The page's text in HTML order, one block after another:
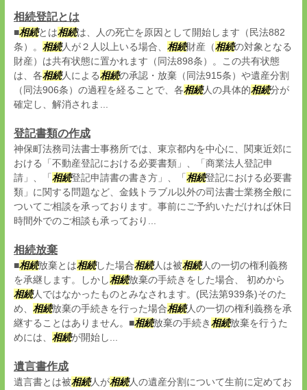
相続登記とは
■相続とは相続は、人の死亡を原因として開始します（民法882
条）。 相続人が２人以上いる場合、 相続財産（相続の対象となる
財産）は共有状態に置かれます（同法898条）。この共有状態
は、各相続人による相続の承認・放棄（同法915条）や遺産分割
（同法906条）の過程を経ることで、各相続人の具体的相続分が
確定し、解消されま...
登記書類の作成
神保町法務司法書士事務所では、東京都内を中心に、関東近郊に
おける「不動産登記における必要書類」、「商業法人登記申
請」、「 相続登記申請書の書き方」、「 相続登記における必要書
類」に関する問題など、金銭トラブル以外の司法書士業務全般に
ついてご相談を承っております。事前にご予約いただければ休日
時間外でのご相談も承っており...
相続放棄
■相続放棄とは相続した場合相続人は被相続人の一切の権利義務
を承継します。しかし相続放棄の手続きをした場合、 初めから
相続人ではなかったものとみなされます。(民法第939条)そのた
め、 相続放棄の手続きを行った場合相続人の一切の権利義務を承
継することはありません。■相続放棄の手続き相続放棄を行うた
めには、 相続が開始し...
遺言書作成
遺言書とは被相続人が相続人の遺産分割について生前に定めてお